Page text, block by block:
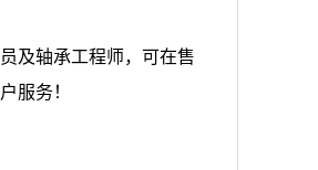
及轴承工程师，可在售
服务！